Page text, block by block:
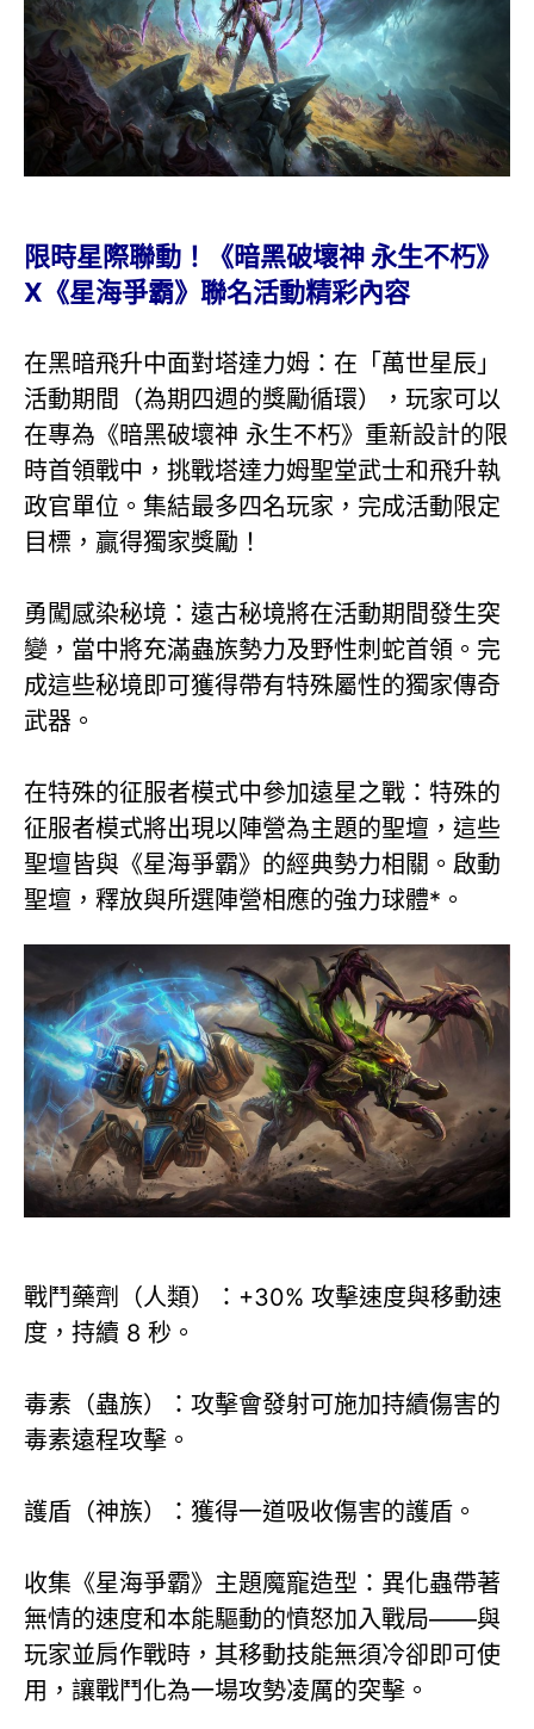
限時星際聯動！《暗黑破壞神 永生不朽》
X《星海爭霸》聯名活動精彩內容
在黑暗飛升中面對塔達力姆：在「萬世星辰」
活動期間（為期四週的獎勵循環），玩家可以
在專為《暗黑破壞神 永生不朽》重新設計的限
時首領戰中，挑戰塔達力姆聖堂武士和飛升執
政官單位。集結最多四名玩家，完成活動限定
目標，贏得獨家獎勵！
勇闖感染秘境：遠古秘境將在活動期間發生突
變，當中將充滿蟲族勢力及野性刺蛇首領。完
成這些秘境即可獲得帶有特殊屬性的獨家傳奇
武器。
在特殊的征服者模式中參加遠星之戰：特殊的
征服者模式將出現以陣營為主題的聖壇，這些
聖壇皆與《星海爭霸》的經典勢力相關。啟動
聖壇，釋放與所選陣營相應的強力球體*。
戰鬥藥劑（人類）：+30% 攻擊速度與移動速
度，持續 8 秒。
毒素（蟲族）：攻擊會發射可施加持續傷害的
毒素遠程攻擊。
護盾（神族）：獲得一道吸收傷害的護盾。
收集《星海爭霸》主題魔寵造型：異化蟲帶著
無情的速度和本能驅動的憤怒加入戰局——與
玩家並肩作戰時，其移動技能無須冷卻即可使
用，讓戰鬥化為一場攻勢凌厲的突擊。